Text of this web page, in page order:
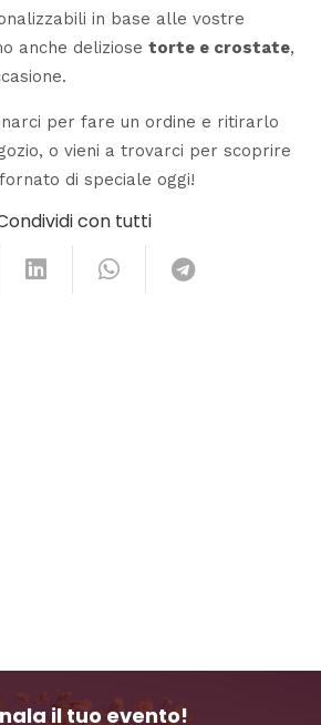
in base alle vostre
anche deliziose torte e crostate,
per fare un ordine e ritirarlo
o vieni a trovarci per scoprire
di speciale oggi!
con tutti
il tuo evento!